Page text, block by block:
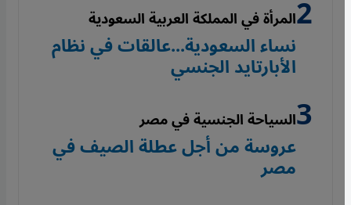
المرأة في المملكة العربية السعودية
نساء السعودية...عالقات في نظام
الأبارتايد الجنسي
السياحة الجنسية في مصر
عروسة من أجل عطلة الصيف في
مصر